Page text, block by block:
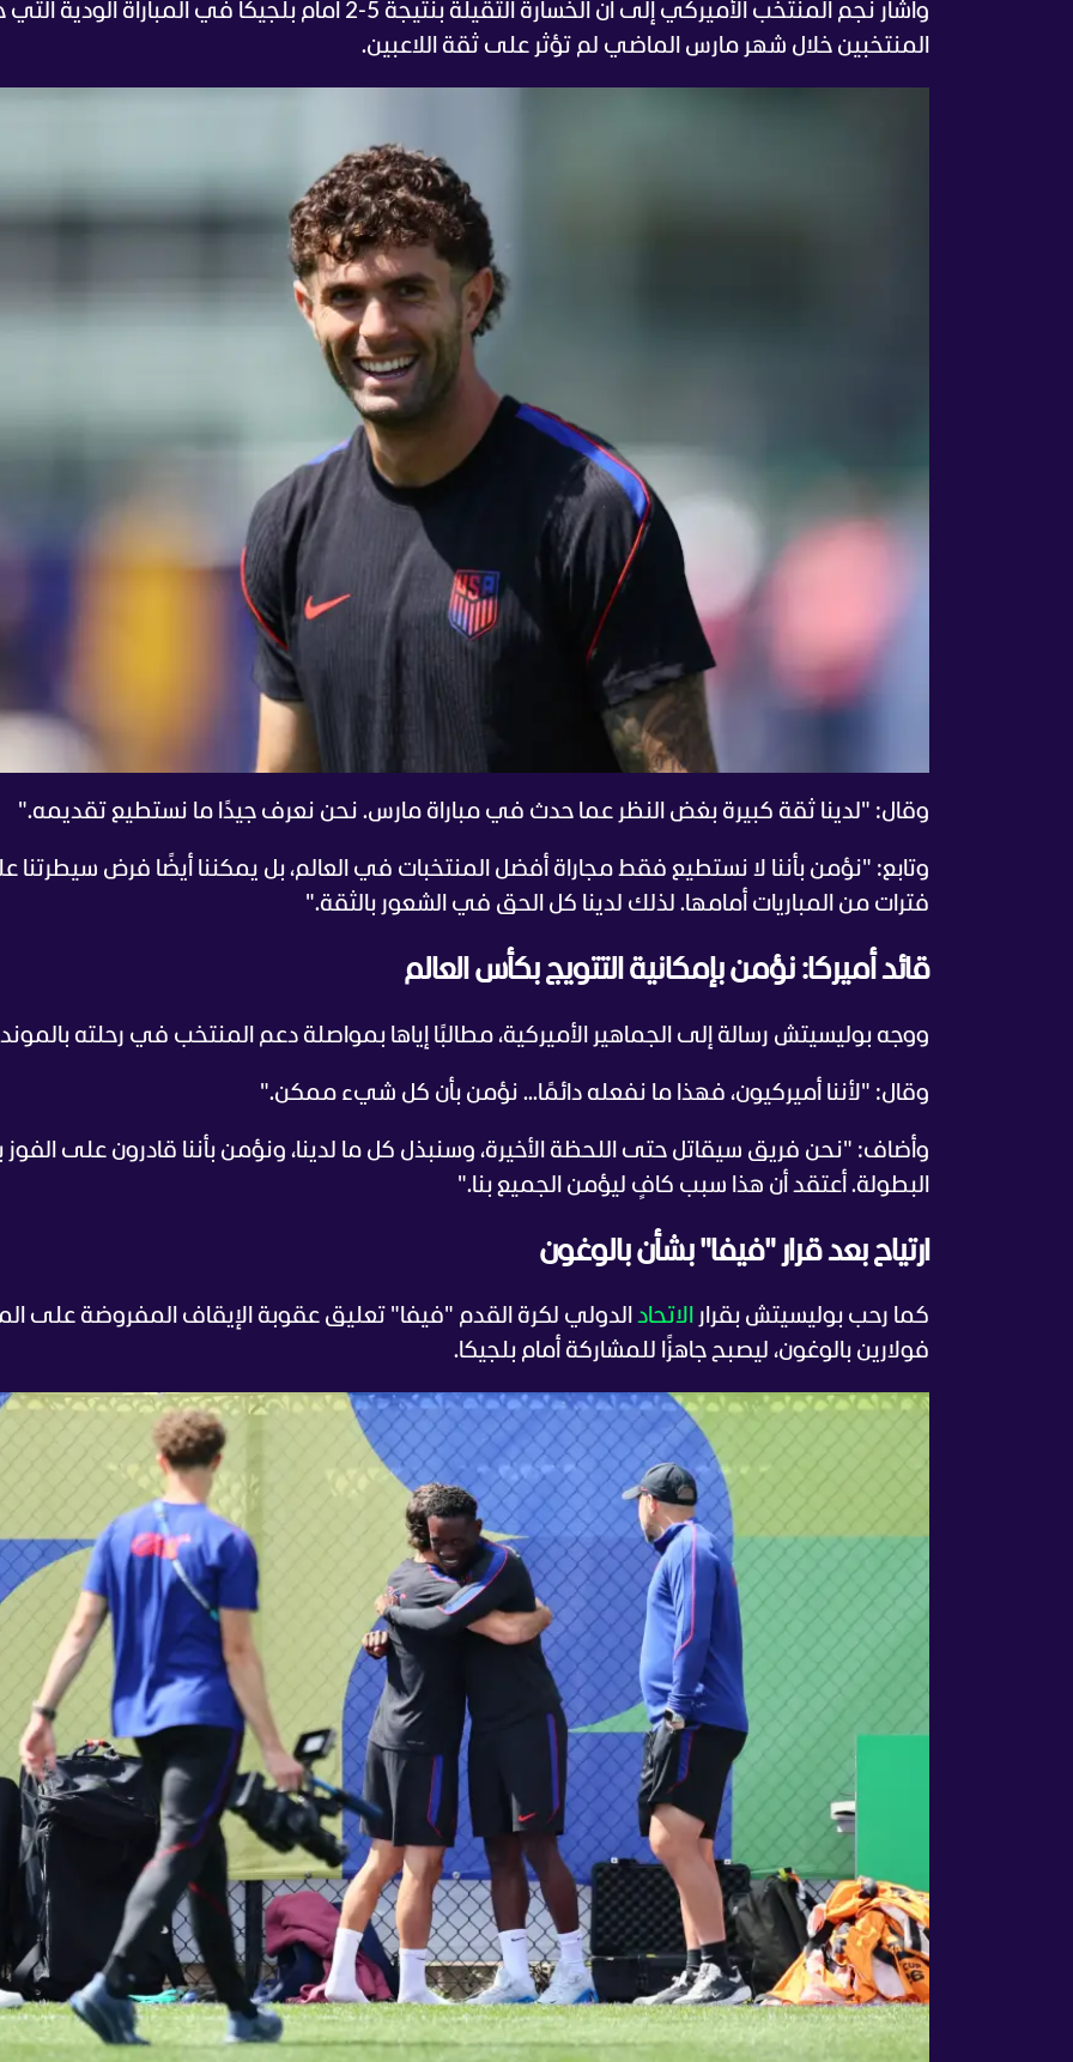
وأشار نجم المنتخب الأميركي إلى أن الخسارة الثقيلة بنتيجة 5-2 أمام بلجيكا في المباراة
المنتخبين خلال شهر مارس الماضي لم تؤثر على ثقة اللاعبين.
وقال: "لدينا ثقة كبيرة بغض النظر عما حدث في مباراة مارس. نحن نعرف جيدًا ما نستطيع تقديمه."
وتابع: "نؤمن بأننا لا نستطيع فقط مجاراة أفضل المنتخبات في العالم، بل يمكننا أيضًا فرض سيطرتنا
فترات من المباريات أمامها. لذلك لدينا كل الحق في الشعور بالثقة."
قائد أميركا: نؤمن بإمكانية التتويج بكأس العالم
ووجه بوليسيتش رسالة إلى الجماهير الأميركية، مطالبًا إياها بمواصلة دعم المنتخب في رحلته
وقال: "لأننا أميركيون، فهذا ما نفعله دائمًا... نؤمن بأن كل شيء ممكن."
وأضاف: "نحن فريق سيقاتل حتى اللحظة الأخيرة، وسنبذل كل ما لدينا، ونؤمن بأننا قادرون على الفوز
البطولة. أعتقد أن هذا سبب كافٍ ليؤمن الجميع بنا."
ارتياح بعد قرار "فيفا" بشأن بالوغون
كما رحب بوليسيتش بقرار الاتحاد الدولي لكرة القدم "فيفا" تعليق عقوبة الإيقاف المفروضة على
فولارين بالوغون، ليصبح جاهزًا للمشاركة أمام بلجيكا.